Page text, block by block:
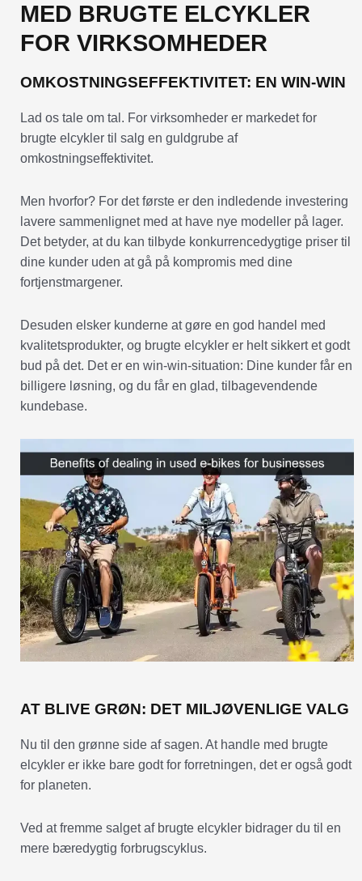
MED BRUGTE ELCYKLER
FOR VIRKSOMHEDER
OMKOSTNINGSEFFEKTIVITET: EN WIN-WIN
Lad os tale om tal. For virksomheder er markedet for
brugte elcykler til salg en guldgrube af
omkostningseffektivitet.
Men hvorfor? For det første er den indledende investering
lavere sammenlignet med at have nye modeller på lager.
Det betyder, at du kan tilbyde konkurrencedygtige priser til
dine kunder uden at gå på kompromis med dine
fortjenstmargener.
Desuden elsker kunderne at gøre en god handel med
kvalitetsprodukter, og brugte elcykler er helt sikkert et godt
bud på det. Det er en win-win-situation: Dine kunder får en
billigere løsning, og du får en glad, tilbagevendende
kundebase.
AT BLIVE GRØN: DET MILJØVENLIGE VALG
Nu til den grønne side af sagen. At handle med brugte
elcykler er ikke bare godt for forretningen, det er også godt
for planeten.
Ved at fremme salget af brugte elcykler bidrager du til en
mere bæredygtig forbrugscyklus.